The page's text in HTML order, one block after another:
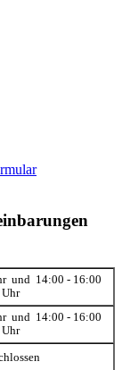
und 14:00 - 16:00
Uhr
und 14:00 - 16:00
Uhr